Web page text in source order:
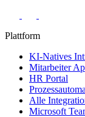
Plattform
KI-Natives
Mitarbeiter
HR Portal
Alle
Microsoft